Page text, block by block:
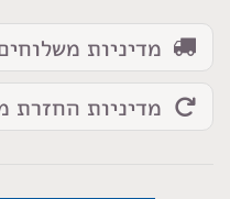
מדיניות
מדיניות החזרת